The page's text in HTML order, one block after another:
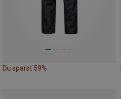
Du sparst 59%